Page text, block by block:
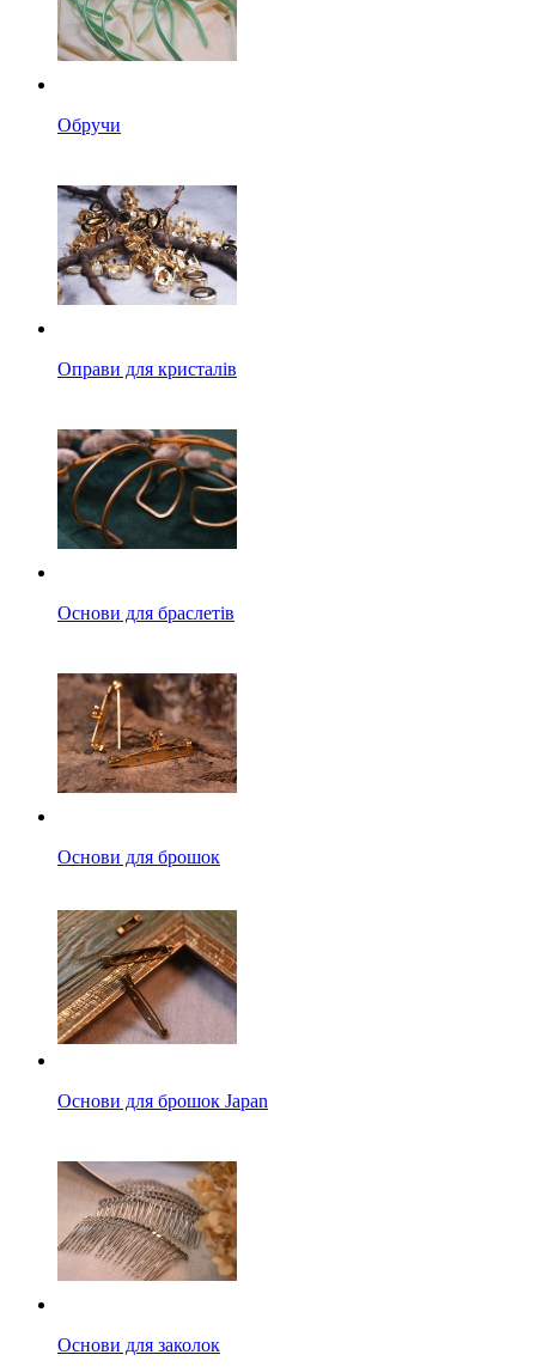
Обручи
Оправи для кристалів
Основи для браслетів
Основи для брошок
Основи для брошок Japan
Основи для заколок